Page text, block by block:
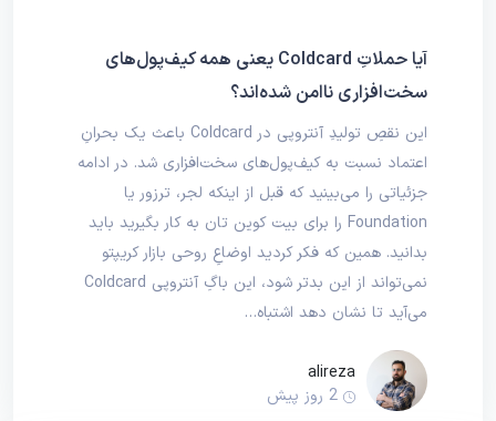
آیا حملاتِ Coldcard یعنی همه کیف‌پول‌های
سخت‌افزاری ناامن شده‌اند؟
این نقصِ تولیدِ آنتروپی در Coldcard باعث یک بحرانِ
اعتماد نسبت به کیف‌پول‌های سخت‌افزاری شد. در ادامه
جزئیاتی را می‌بینید که قبل از اینکه لجر، ترزور یا
Foundation را برای بیت‌ کوین‌ تان به کار بگیرید باید
بدانید. همین که فکر کردید اوضاعِ روحی بازار کریپتو
نمی‌تواند از این بدتر شود، این باگِ آنتروپی Coldcard
می‌آید تا نشان دهد اشتباه…
alireza
2 روز پیش